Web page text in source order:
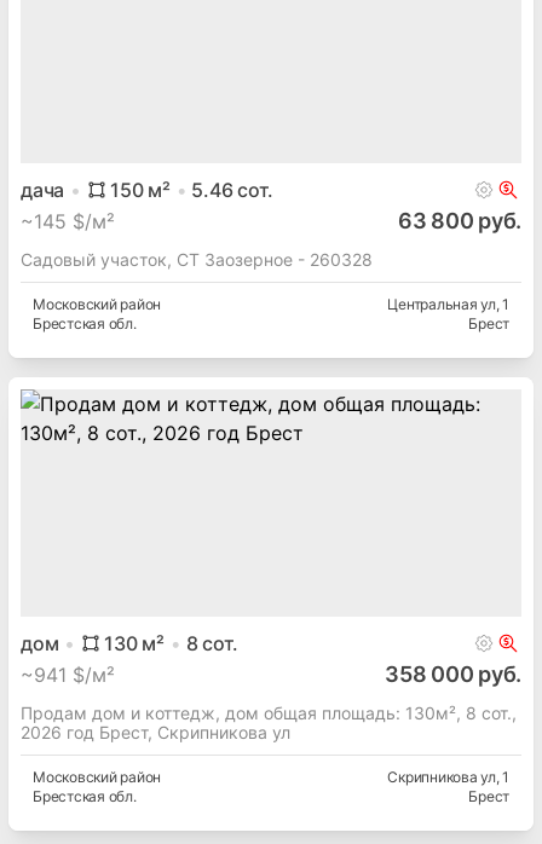
дача 150м² 5.46сот.
~145 $/м² 63 800 руб.
Садовый участок, СТ Заозерное - 260328
Московскийрайон
Брестская обл.
Центральная ул, 1
Брест
дом 130м² 8 сот.
~941 $/м² 358 000 руб.
Продам дом и коттедж, дом общая площадь: 130м², 8 сот.,
2026 год Брест, Скрипникова ул
Московскийрайон
Брестская обл.
Скрипникова ул, 1
Брест